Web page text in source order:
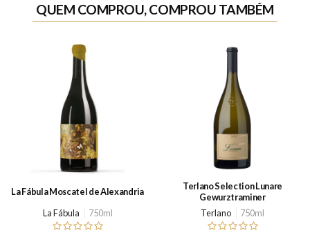
QUEM COMPROU, COMPROU TAMBÉM
La Fábula Moscatel de Alexandria
La Fábula
750ml
Terlano Selection Lunare
Gewurztraminer
Terlano
750ml